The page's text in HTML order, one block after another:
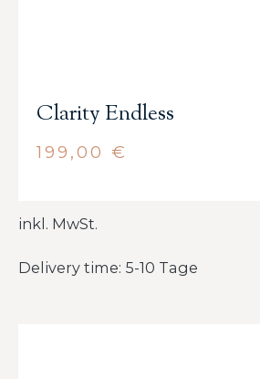
Clarity Endless
199,00 €
inkl. MwSt.
Delivery time: 5-10 Tage